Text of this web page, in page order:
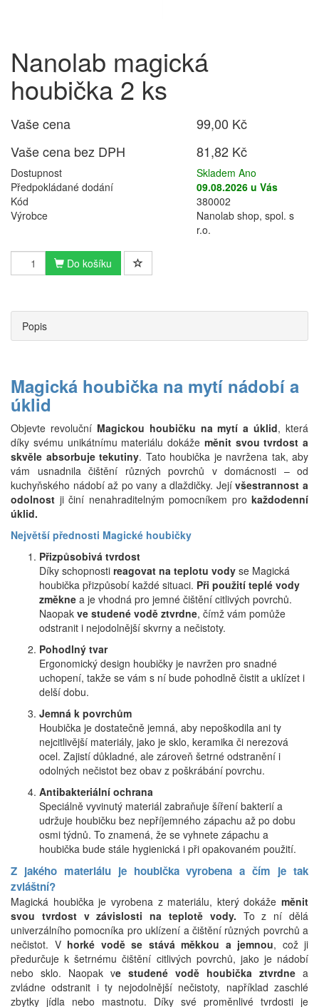
Nanolab magická
houbička 2 ks
Vaše cena
99,00 Kč
Vaše cena bez DPH
81,82 Kč
Dostupnost
Skladem Ano
Předpokládané dodání
09.08.2026 u Vás
Kód
380002
Výrobce
Nanolab shop, spol. s
r.o.
Do košíku
Popis
Magická houbička na mytí nádobí a
úklid
Objevte revoluční Magickou houbičku na mytí a úklid, která
díky svému unikátnímu materiálu dokáže měnit svou tvrdost a
skvěle absorbuje tekutiny. Tato houbička je navržena tak, aby
vám usnadnila čištění různých povrchů v domácnosti – od
kuchyňského nádobí až po vany a dlaždičky. Jejívšestrannost a
odolnost ji činí nenahraditelným pomocníkem pro každodenní
úklid.
Největší přednosti Magické houbičky
Přizpůsobivá tvrdost
Díky schopnosti reagovat na teplotu vody se Magická
houbička přizpůsobí každé situaci. Při použití teplé vody
změkne a je vhodná pro jemné čištění citlivých povrchů.
Naopak ve studené vodě ztvrdne, čímž vám pomůže
odstranit i nejodolnější skvrny a nečistoty.
Pohodlný tvar
Ergonomický design houbičky je navržen pro snadné
uchopení, takže se vám s ní bude pohodlně čistit a uklízet i
delší dobu.
Jemná k povrchům
Houbička je dostatečně jemná, aby nepoškodila ani ty
nejcitlivější materiály, jako je sklo, keramika či nerezová
ocel. Zajistí důkladné, ale zároveň šetrné odstranění i
odolných nečistot bez obav z poškrábání povrchu.
Antibakteriální ochrana
Speciálně vyvinutý materiál zabraňuje šíření bakterií a
udržuje houbičku bez nepříjemného zápachu až po dobu
osmi týdnů. To znamená, že se vyhnete zápachu a
houbička bude stále hygienická i při opakovaném použití.
Z jakého materiálu je houbička vyrobena a čím je tak
zvláštní?
Magická houbička je vyrobena z materiálu, který dokáže měnit
svou tvrdost v závislosti na teplotě vody. To z ní dělá
univerzálního pomocníka pro uklízení a čištění různých povrchů a
nečistot. V horké vodě se stává měkkou a jemnou, což ji
předurčuje k šetrnému čištění citlivých povrchů, jako je nádobí
nebo sklo. Naopak ve studené vodě houbička ztvrdne a
zvládne odstranit i ty nejodolnější nečistoty, například zaschlé
zbytky jídla nebo mastnotu. Díky své proměnlivé tvrdosti je